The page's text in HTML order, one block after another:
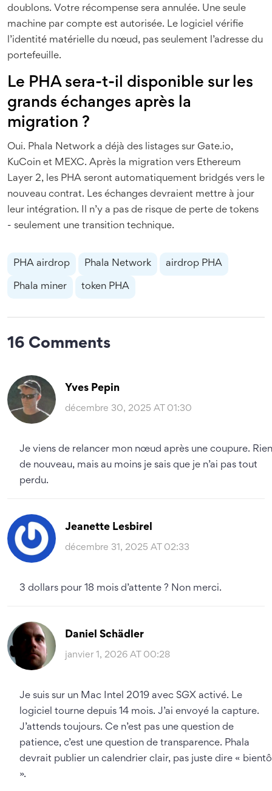
doublons. Votre récompense sera annulée. Une seule
machine par compte est autorisée. Le logiciel vérifie
l’identité matérielle du nœud, pas seulement l’adresse du
portefeuille.
Le PHA sera-t-il disponible sur les
grands échanges après la
migration ?
Oui. Phala Network a déjà des listages sur Gate.io,
KuCoin et MEXC. Après la migration vers Ethereum
Layer 2, les PHA seront automatiquement bridgés vers le
nouveau contrat. Les échanges devraient mettre à jour
leur intégration. Il n’y a pas de risque de perte de tokens
- seulement une transition technique.
PHA airdrop Phala Network airdrop PHA
Phala miner token PHA
16 Comments
Yves Pepin
décembre 30, 2025 AT 01:30
Je viens de relancer mon nœud après une coupure. Rien
de nouveau, mais au moins je sais que je n’ai pas tout
perdu.
Jeanette Lesbirel
décembre 31, 2025 AT 02:33
3 dollars pour 18 mois d’attente ? Non merci.
Daniel Schädler
janvier 1, 2026 AT 00:28
Je suis sur un Mac Intel 2019 avec SGX activé. Le
logiciel tourne depuis 14 mois. J’ai envoyé la capture.
J’attends toujours. Ce n’est pas une question de
patience, c’est une question de transparence. Phala
devrait publier un calendrier clair, pas juste dire «
».